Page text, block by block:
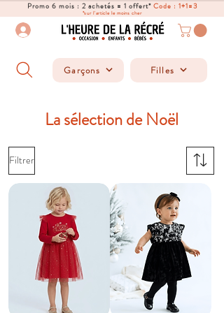
Promo 6 mois : 2 achetés = 1 offert*Code : 1+1=3
*sur l'article le moins cher
Garçons Filles
La sélection de Noël
Filtrer